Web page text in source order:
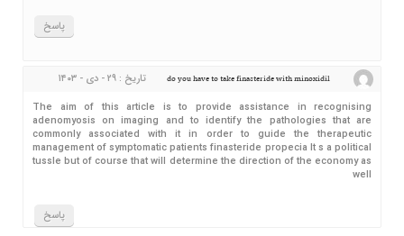
پاسخ
do you have to take finasteride with minoxidil
تاریخ : ۲۹ - دی - ۱۴۰۳
The aim of this article is to provide assistance in recognising
adenomyosis on imaging and to identify the pathologies that are
commonly associated with it in order to guide the therapeutic
management of symptomatic patients finasteride propecia It s a political
tussle but of course that will determine the direction of the economy as
well
پاسخ